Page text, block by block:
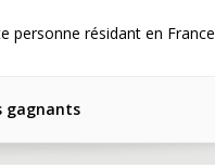
personne résidant en France
gagnants